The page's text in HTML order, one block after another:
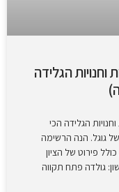
10 הגלידריות וחנויות הגלידה
מהן 10 הגלידריות וחנויות הגלידה הכי
גוגל. הנה הרשימה
פירוט של הציון
גולדה פתח תקווה